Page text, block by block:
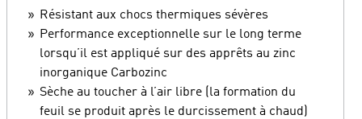
Résistant aux chocs thermiques sévères
Performance exceptionnelle sur le long terme
lorsqu’il est appliqué sur des apprêts au zinc
inorganique Carbozinc
Sèche au toucher à l’air libre (la formation du
feuil se produit après le durcissement à chaud)